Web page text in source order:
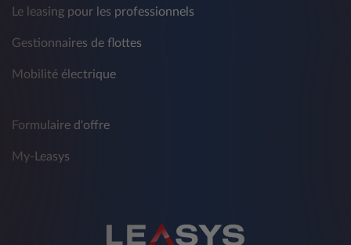
Le leasing pour les professionnels
Gestionnaires de flottes
Mobilité électrique
Formulaire d'offre
My-Leasys